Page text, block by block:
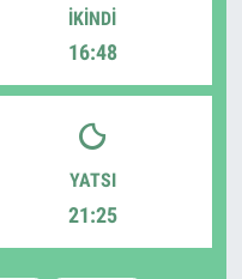
İKINDI
16:48
YATSI
21:25